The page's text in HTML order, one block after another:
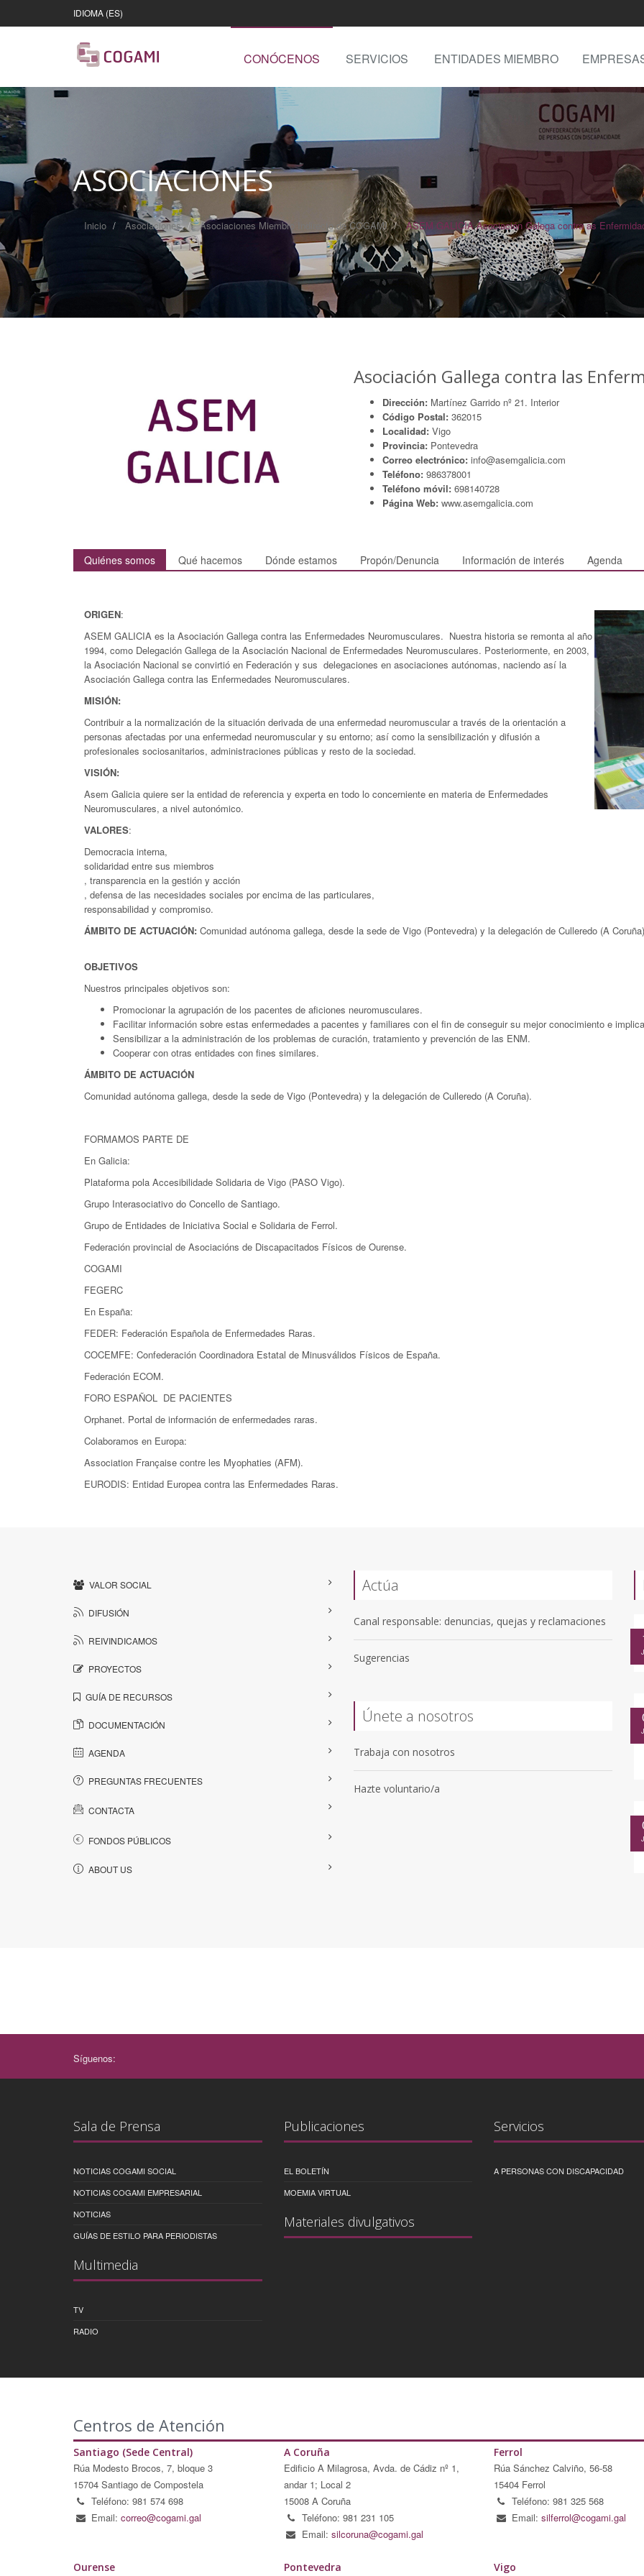
IDIOMA (ES)
CONÓCENOS SERVICIOS ENTIDADES MIEMBRO
ASOCIACIONES
Inicio Asociaciones Asociaciones Miembro Indirecto de COGAMI ASEM GALICIA Asociación Galega contra as
Asociación Gallega contra las
Dirección: Martínez Garrido nº 21. Interior
Código Postal: 362015
Localidad: Vigo
Provincia: Pontevedra
Correo electrónico: info@asemgalicia.com
Teléfono: 986378001
Teléfono móvil: 698140728
Página Web: www.asemgalicia.com
Quiénes somos Qué hacemos Dónde estamos Propón/Denuncia Información de interés Agenda
ORIGEN:
ASEM GALICIA es la Asociación Gallega contra las Enfermedades Neuromusculares. Nuestra historia se remonta al año
1994, como Delegación Gallega de la Asociación Nacional de Enfermedades Neuromusculares. Posteriormente, en 2003,
la Asociación Nacional se convirtió en Federación y sus delegaciones en asociaciones autónomas, naciendo así la
Asociación Gallega contra las Enfermedades Neuromusculares.
MISIÓN:
Contribuir a la normalización de la situación derivada de una enfermedad neuromuscular a través de la orientación a
personas afectadas por una enfermedad neuromuscular y su entorno; así como la sensibilización y difusión a
profesionales sociosanitarios, administraciones públicas y resto de la sociedad.
VISIÓN:
Asem Galicia quiere ser la entidad de referencia y experta en todo lo concerniente en materia de Enfermedades
Neuromusculares, a nivel autonómico.
VALORES:
Democracia interna,
solidaridad entre sus miembros
, transparencia en la gestión y acción
, defensa de las necesidades sociales por encima de las particulares,
responsabilidad y compromiso.
ÁMBITO DE ACTUACIÓN: Comunidad autónoma gallega, desde la sede de Vigo (Pontevedra) y la delegación de Culleredo (A
OBJETIVOS
Nuestros principales objetivos son:
Promocionar la agrupación de los pacentes de aficiones neuromusculares.
Facilitar información sobre estas enfermedades a pacentes y familiares con el fin de conseguir su mejor conocimiento e
Sensibilizar a la administración de los problemas de curación, tratamiento y prevención de las ENM.
Cooperar con otras entidades con fines similares.
ÁMBITO DE ACTUACIÓN
Comunidad autónoma gallega, desde la sede de Vigo (Pontevedra) y la delegación de Culleredo (A Coruña).
FORMAMOS PARTE DE
En Galicia:
Plataforma pola Accesibilidade Solidaria de Vigo (PASO Vigo).
Grupo Interasociativo do Concello de Santiago.
Grupo de Entidades de Iniciativa Social e Solidaria de Ferrol.
Federación provincial de Asociacións de Discapacitados Físicos de Ourense.
COGAMI
FEGERC
En España:
FEDER: Federación Española de Enfermedades Raras.
COCEMFE: Confederación Coordinadora Estatal de Minusválidos Físicos de España.
Federación ECOM.
FORO ESPAÑOL DE PACIENTES
Orphanet. Portal de información de enfermedades raras.
Colaboramos en Europa:
Association Française contre les Myophaties (AFM).
EURODIS: Entidad Europea contra las Enfermedades Raras.
VALOR SOCIAL
DIFUSIÓN
REIVINDICAMOS
PROYECTOS
GUÍA DE RECURSOS
DOCUMENTACIÓN
AGENDA
PREGUNTAS FRECUENTES
CONTACTA
FONDOS PÚBLICOS
ABOUT US
Actúa
Canal responsable: denuncias, quejas y reclamaciones
Sugerencias
Únete a nosotros
Trabaja con nosotros
Hazte voluntario/a
Síguenos:
Sala de Prensa
NOTICIAS COGAMI SOCIAL
NOTICIAS COGAMI EMPRESARIAL
NOTICIAS
GUÍAS DE ESTILO PARA PERIODISTAS
Multimedia
TV
RADIO
Publicaciones
EL BOLETÍN
MOEMIA VIRTUAL
Materiales divulgativos
Servicios
A PERSONAS CON DISCAPACIDAD
Centros de Atención
Santiago (Sede Central)
Rúa Modesto Brocos, 7, bloque 3
15704 Santiago de Compostela
Teléfono: 981 574 698
Email: correo@cogami.gal
A Coruña
Edificio A Milagrosa, Avda. de Cádiz nº 1,
andar 1; Local 2
15008 A Coruña
Teléfono: 981 231 105
Email: silcoruna@cogami.gal
Ferrol
Rúa Sánchez Calviño, 56-58
15404 Ferrol
Teléfono: 981 325 568
Email: silferrol@cogami.gal
Ourense
Pontevedra
Vigo